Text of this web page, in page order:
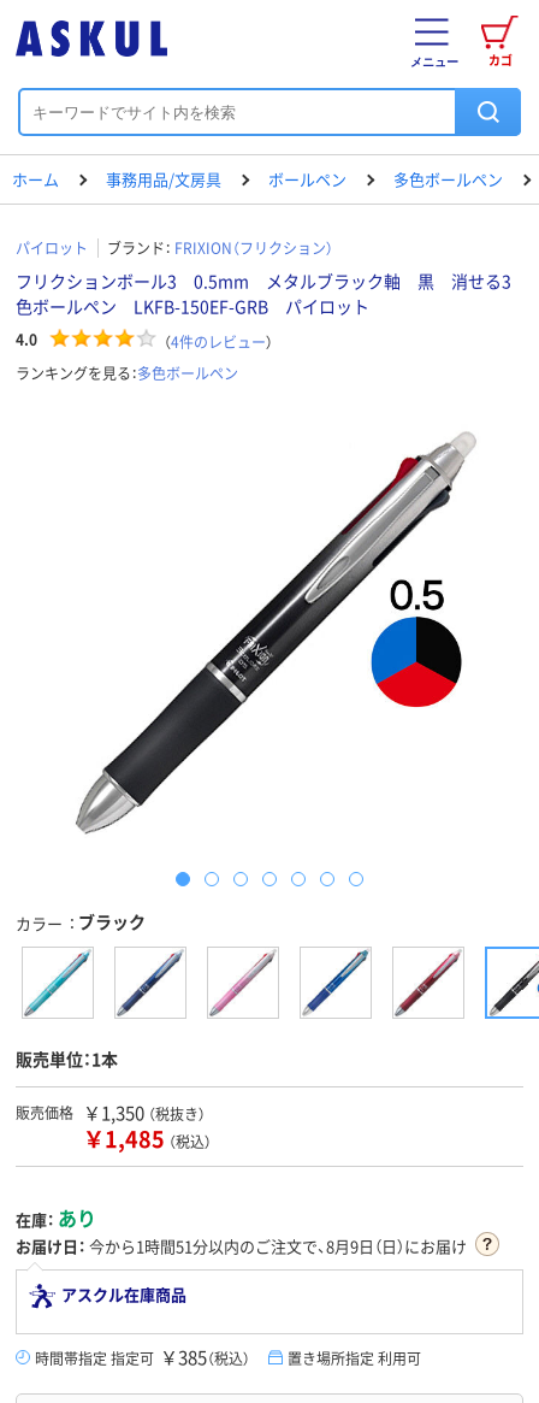
カゴ
メニュー
ホーム 事務用品/文房具 ボールペン 多色ボールペン
パイロット ブランド： FRIXION（フリクション）
フリクションボール3 0.5mm メタルブラック軸 黒 消せる3
色ボールペン LKFB-150EF-GRB パイロット
4.0 （4件のレビュー）
ランキングを見る：多色ボールペン
カラー ブラック
販売単位：1本
販売価格 ￥1,350 （税抜き）
￥1,485 （税込）
在庫： あり
お届け日： 今から1時間51分以内のご注文で、8月9日（日）にお届け
アスクル在庫商品
時間帯指定 指定可 ￥385（税込） 置き場所指定 利用可